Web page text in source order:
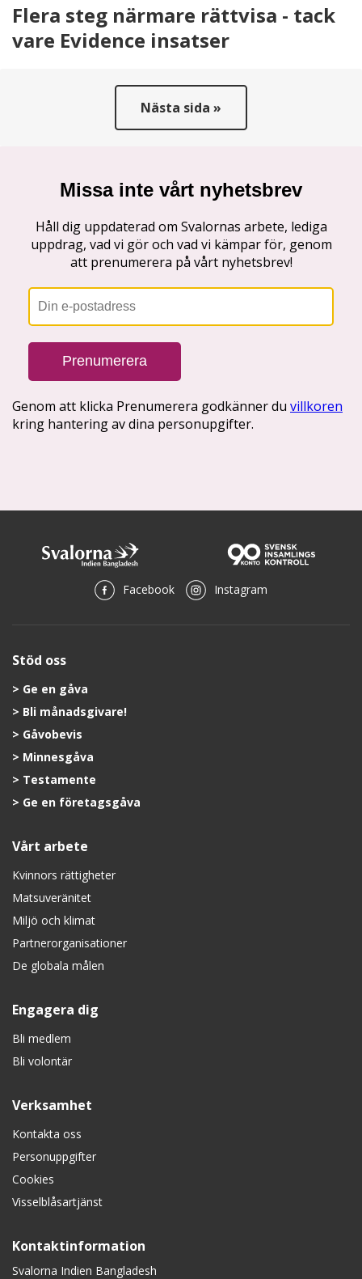
Flera steg närmare rättvisa - tack
vare Evidence insatser
Nästa sida »
Facebook Instagram
Stöd oss
Ge en gåva
Bli månadsgivare!
Gåvobevis
Minnesgåva
Testamente
Ge en företagsgåva
Vårt arbete
Kvinnors rättigheter
Matsuveränitet
Miljö och klimat
Partnerorganisationer
De globala målen
Engagera dig
Bli medlem
Bli volontär
Verksamhet
Kontakta oss
Personuppgifter
Cookies
Visselblåsartjänst
Kontaktinformation
Svalorna Indien Bangladesh